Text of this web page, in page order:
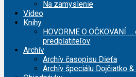
Na zamyslenie
Video
Knihy
HOVORME O OČKOVANÍ
predplatiteľov
Archív
Archív časopisu Dieťa
Archív špeciálu Dojčiatko